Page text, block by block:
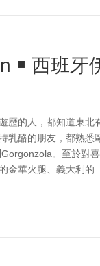
￭ 西班牙
歷的人，都知道東北
乳酪的朋友，都熟悉
。至於對
金華火腿、義大利的